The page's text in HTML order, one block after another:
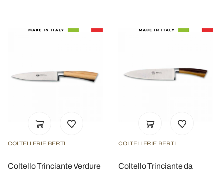
COLTELLERIE BERTI
Coltello Trinciante Verdure
COLTELLERIE BERTI
Coltello Trinciante da